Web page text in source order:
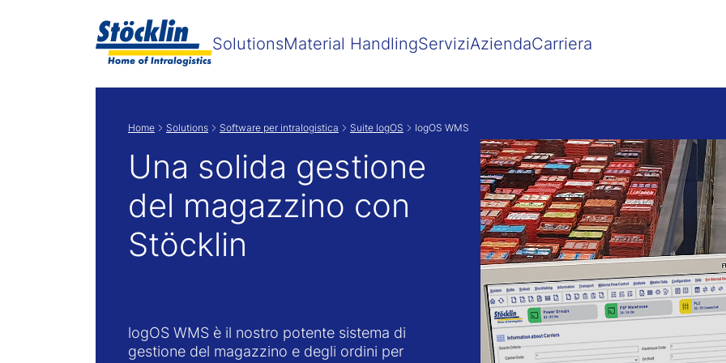
SolutionsMaterial HandlingServiziAziendaCarriera
Home Solutions Software per intralogistica Suite logOS logOS WMS
Una solida gestione
del magazzino con
Stöcklin
logOS WMS è il nostro potente sistema di
gestione del magazzino e degli ordini per